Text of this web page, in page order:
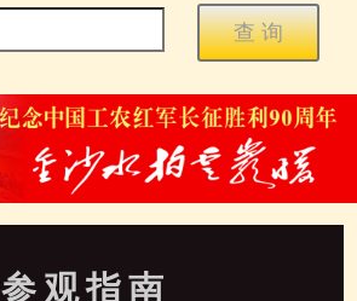
参观指南